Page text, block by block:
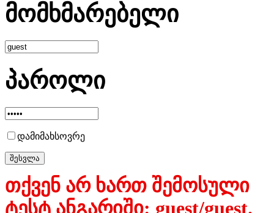
მომხმარებელი
პაროლი
დამიმახსოვრე
თქვენ არ ხართ შემოსული
ტესტ ანგარიში: guest/guest.